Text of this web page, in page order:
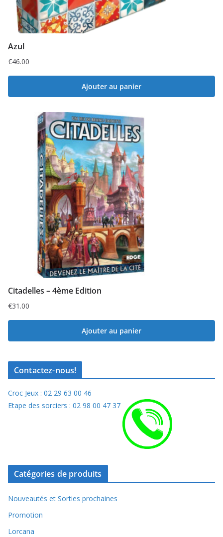
Azul
€46.00
Ajouter au panier
Citadelles – 4ème Edition
€31.00
Ajouter au panier
Contactez-nous!
Croc Jeux : 02 29 63 00 46
Etape des sorciers : 02 98 00 47 37
Catégories de produits
Nouveautés et Sorties prochaines
Promotion
Lorcana